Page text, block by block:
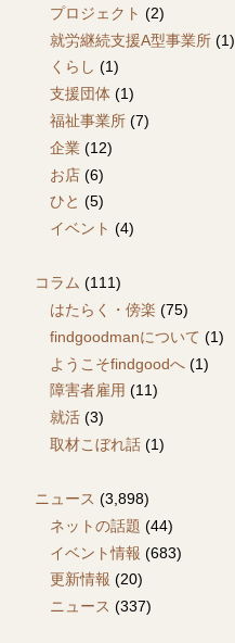
プロジェクト (2)
就労継続支援A型事業所 (1)
くらし (1)
支援団体 (1)
福祉事業所 (7)
企業 (12)
お店 (6)
ひと (5)
イベント (4)
コラム (111)
はたらく・傍楽 (75)
findgoodmanについて (1)
ようこそfindgoodへ (1)
障害者雇用 (11)
就活 (3)
取材こぼれ話 (1)
ニュース (3,898)
ネットの話題 (44)
イベント情報 (683)
更新情報 (20)
ニュース (337)